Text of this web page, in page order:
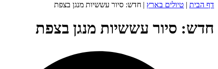
דף הבית | טיולים בארץ | חדש: סיור עששיות מנגן בצפת
חדש: סיור עששיות מנגן בצפת